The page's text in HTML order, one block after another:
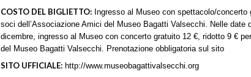
COSTO DEL BIGLIETTO: Ingresso al Museo con spettacolo/concerto
soci dell’Associazione Amici del Museo Bagatti Valsecchi. Nelle date
dicembre, ingresso al Museo con concerto gratuito 12 €, ridotto 9 €
del Museo Bagatti Valsecchi. Prenotazione obbligatoria sul sito
SITO UFFICIALE: http://www.museobagattivalsecchi.org